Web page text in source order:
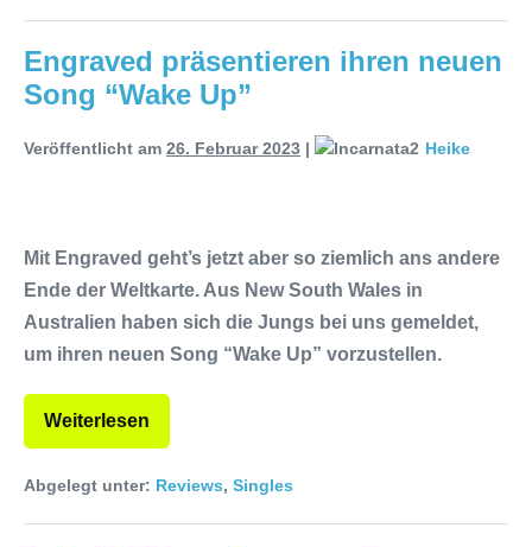
Engraved präsentieren ihren neuen
Song “Wake Up”
Veröffentlicht am 26. Februar 2023 | Heike
Mit Engraved geht’s jetzt aber so ziemlich ans andere
Ende der Weltkarte. Aus New South Wales in
Australien haben sich die Jungs bei uns gemeldet,
um ihren neuen Song “Wake Up” vorzustellen.
Weiterlesen
Abgelegt unter: Reviews, Singles